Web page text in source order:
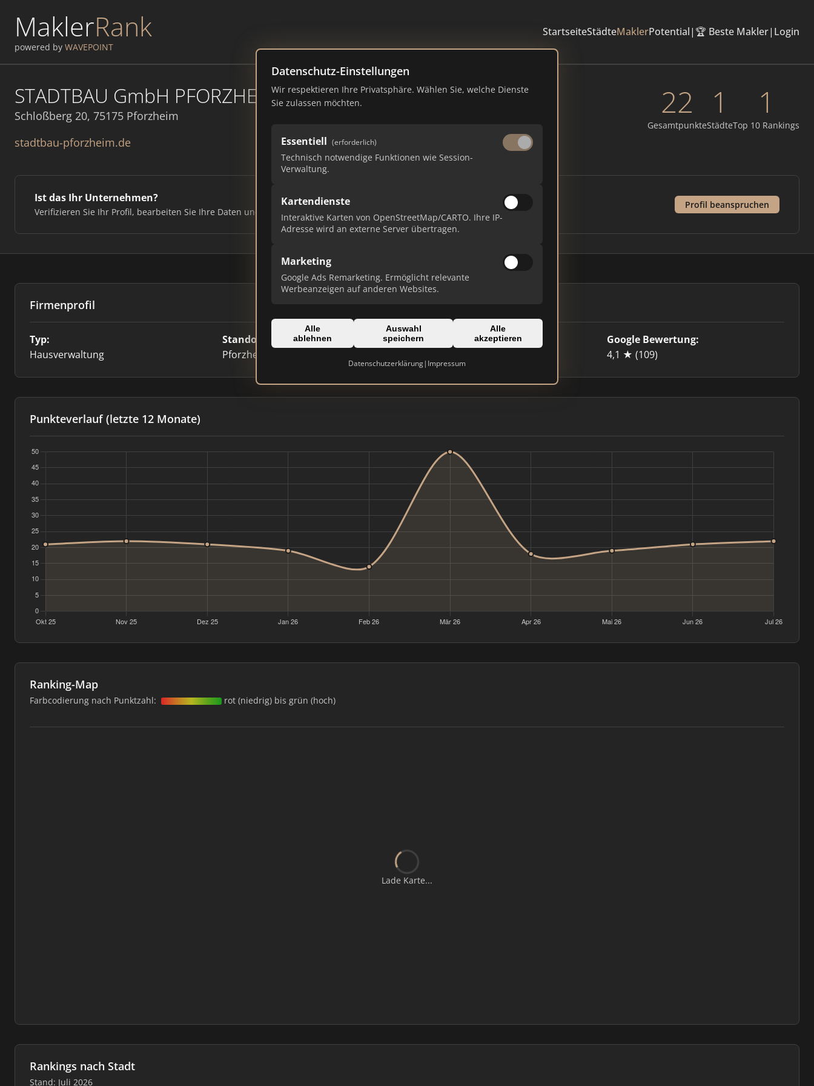
MaklerRank
powered by WAVEPOINT
StartseiteStädteMaklerPotential| 🏆 Beste Makler| Login
Datenschutz-Einstellungen
Wir respektieren Ihre Privatsphäre. Wählen Sie, welche Dienste
Sie zulassen möchten.
Essentiell (erforderlich)
Technisch notwendige Funktionen wie Session-
Verwaltung.
Kartendienste
Interaktive Karten von OpenStreetMap/CARTO. Ihre IP-
Adresse wird an externe Server übertragen.
Marketing
Google Ads Remarketing. Ermöglicht relevante
Werbeanzeigen auf anderen Websites.
Alle
ablehnen
Auswahl
speichern
Alle
akzeptieren
Datenschutzerklärung| Impressum
STADTBAU GmbH PFORZHEIM
Schloßberg 20, 75175 Pforzheim
stadtbau-pforzheim.de
22
Gesamtpunkte
1
Städte
1
Top 10 Rankings
Ist das Ihr Unternehmen?
Verifizieren Sie Ihr Profil, bearbeiten Sie Ihre Daten und erhalten Sie monatliche Ranking-Updates.
Profil beanspruchen
Firmenprofil
Typ:
Hausverwaltung
Standort:
Pforzheim
Domain:
Google Bewertung:
4,1 ★ (109)
Punkteverlauf (letzte 12 Monate)
Ranking-Map
Farbcodierung nach Punktzahl: rot (niedrig) bis grün (hoch)
Lade Karte...
Rankings nach Stadt
Stand: Juli 2026